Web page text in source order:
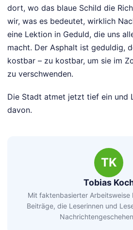
dort, wo das blaue Schild die
wir, was es bedeutet, wirklich
eine Lektion in Geduld, die uns
macht. Der Asphalt ist geduldig,
kostbar – zu kostbar, um sie im
zu verschwenden.
Die Stadt atmet jetzt tief ein und
davon.
TK
Tobias
Mit faktenbasierter Arbeitsweise
Beiträge, die Leserinnen und